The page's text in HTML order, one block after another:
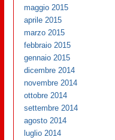
maggio 2015
aprile 2015
marzo 2015
febbraio 2015
gennaio 2015
dicembre 2014
novembre 2014
ottobre 2014
settembre 2014
agosto 2014
luglio 2014